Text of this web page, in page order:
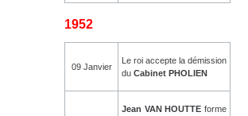
1952
09 Janvier
Le roi accepte la démission
du Cabinet PHOLIEN
Jean VAN HOUTTE forme